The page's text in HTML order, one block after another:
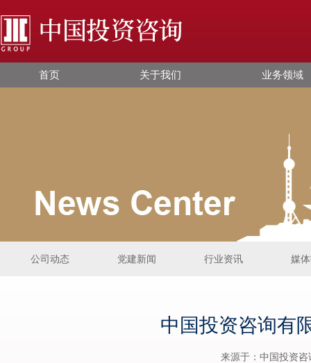
首页 关于我们 业务领域
公司动态 党建新闻 行业资讯 媒
中国投资咨询有
来源于：中国投资咨